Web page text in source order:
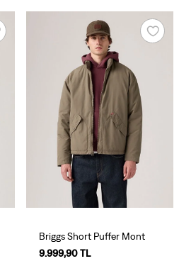
Briggs Short Puffer Mont
9.999,90 TL